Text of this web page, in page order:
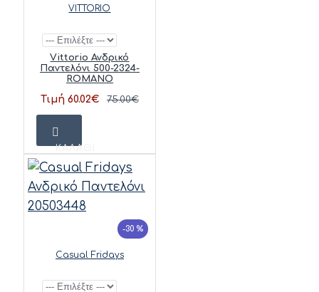
VITTORIO
Vittorio Ανδρικό
Παντελόνι 500-2324-
ROMANO
Τιμή 60.02€ 75.00€
ΚΑΛΆΘΙ
-30 %
Casual Fridays